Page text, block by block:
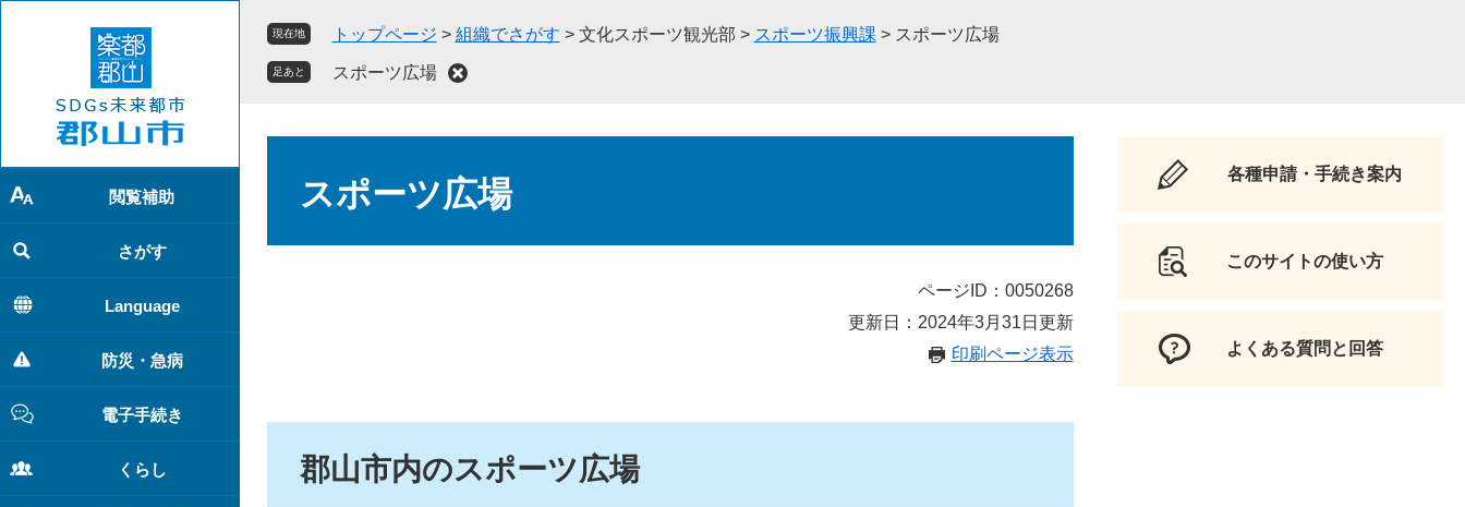
で
す
。
ば
し
て
本
文
へ
閲覧補助
さがす
Language
防災・急病
電子手続き
くらし
現在地 トップページ > 組織でさがす > 文化スポーツ観光部 > スポーツ振興課 > スポーツ広場
足あと スポーツ広場
スポーツ広場
ページID：0050268
更新日：2024年3月31日更新
印刷ページ表示
郡山市内のスポーツ広場
各種申請・手続き案内
このサイトの使い方
よくある質問と回答